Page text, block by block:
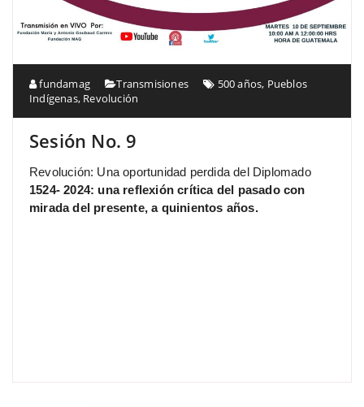
fundamag Transmisiones 500 años, Pueblos
Indígenas, Revolución
Sesión No. 9
Revolución: Una oportunidad perdida del Diplomado
1524- 2024: una reflexión crítica del pasado con
mirada del presente, a quinientos años.